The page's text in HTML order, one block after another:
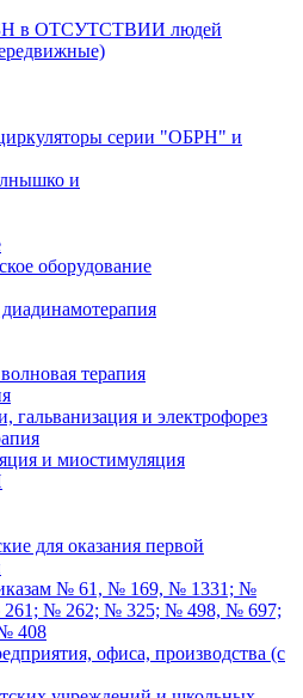
в ОТСУТСТВИИ людей
серии "ОБРН" и
и
оборудование
терапия
гальванизация и электрофорез
и миостимуляция
для оказания первой
№ 61, № 169, № 1331; №
№ 262; № 325; № 498, № 697;
408
офиса, производства (с